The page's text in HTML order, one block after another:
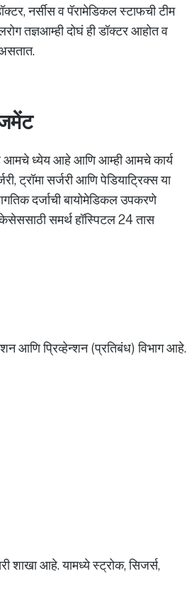
नर्सीस व पॅरामेडिकल स्टाफची टीम
तज्ञआम्ही दोघं ही डॉक्टर आहोत व
हे आमचे ध्येय आहे आणि आम्ही आमचे कार्य
ट्रॉमा सर्जरी आणि पेडियाट्रिक्स या
दर्जाची बायोमेडिकल उपकरणे
समर्थ हॉस्पिटल 24 तास
आणि प्रिव्हेन्शन (प्रतिबंध) विभाग आहे.
शाखा आहे. यामध्ये स्ट्रोक, सिजर्स,